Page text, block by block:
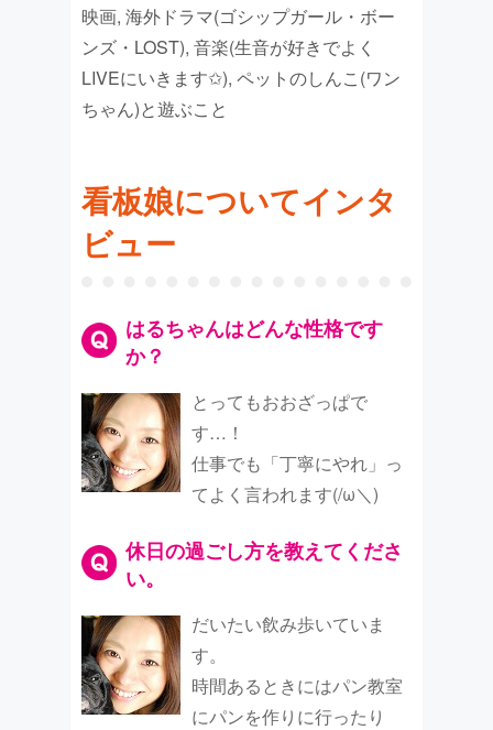
映画, 海外ドラマ(ゴシップガール・ボー
ンズ・LOST), 音楽(生音が好きでよく
LIVEにいきます✩), ペットのしんこ(ワン
ちゃん)と遊ぶこと
看板娘についてインタ
ビュー
はるちゃんはどんな性格です
か？
とってもおおざっぱで
す…！
仕事でも「丁寧にやれ」っ
てよく言われます(/ω＼)
休日の過ごし方を教えてくださ
い。
だいたい飲み歩いていま
す。
時間あるときにはパン教室
にパンを作りに行ったり